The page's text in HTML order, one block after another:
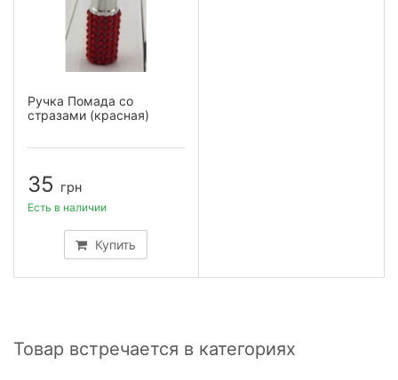
Ручка Помада со
стразами (красная)
35 грн
Купить
Есть в наличии
Товар встречается в категориях